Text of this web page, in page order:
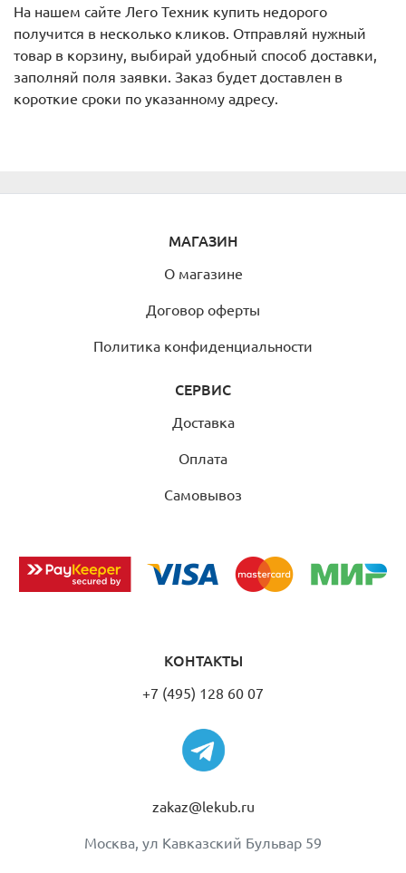
На нашем сайте Лего Техник купить недорого
получится в несколько кликов. Отправляй нужный
товар в корзину, выбирай удобный способ доставки,
заполняй поля заявки. Заказ будет доставлен в
короткие сроки по указанному адресу.
МАГАЗИН
О магазине
Договор оферты
Политика конфиденциальности
СЕРВИС
Доставка
Оплата
Самовывоз
КОНТАКТЫ
+7 (495) 128 60 07
zakaz@lekub.ru
Москва, ул Кавказский Бульвар 59